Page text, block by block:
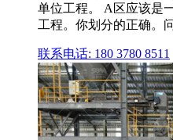
单位工程。 A区应该是
工程。你划分的正确。
联系电话: 180 3780 8511